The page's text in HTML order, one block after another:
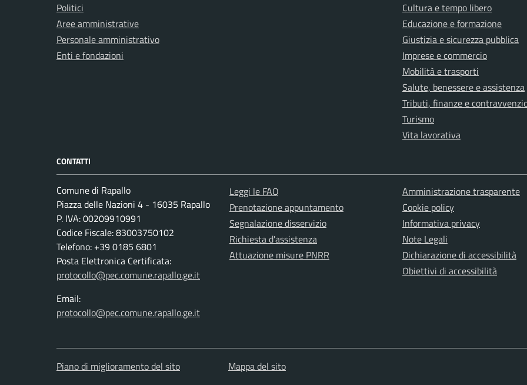
Politici
Aree amministrative
Personale amministrativo
Enti e fondazioni
Cultura e tempo libero
Educazione e formazione
Giustizia e sicurezza pubblica
Imprese e commercio
Mobilità e trasporti
Salute, benessere e assistenza
Tributi, finanze e
Turismo
Vita lavorativa
CONTATTI
Comune di Rapallo
Piazza delle Nazioni 4 - 16035 Rapallo
P. IVA: 00209910991
Codice Fiscale: 83003750102
Telefono: +39 0185 6801
Posta Elettronica Certificata:
protocollo@pec.comune.rapallo.ge.it
Email:
protocollo@pec.comune.rapallo.ge.it
Leggi le FAQ
Prenotazione appuntamento
Segnalazione disservizio
Richiesta d'assistenza
Attuazione misure PNRR
Amministrazione trasparente
Cookie policy
Informativa privacy
Note Legali
Dichiarazione di accessibilità
Obiettivi di accessibilità
Piano di miglioramento del sito
Mappa del sito